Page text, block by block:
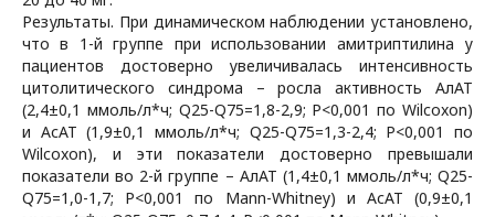
Результаты. При динамическом наблюдении установлено,
что в 1-й группе при использовании амитриптилина у
пациентов достоверно увеличивалась интенсивность
цитолитического синдрома – росла активность АлАТ
(2,4±0,1 ммоль/л*ч; Q25-Q75=1,8-2,9; P<0,001 по Wilcoxon)
и АсАТ (1,9±0,1 ммоль/л*ч; Q25-Q75=1,3-2,4; P<0,001 по
Wilcoxon), и эти показатели достоверно превышали
показатели во 2-й группе – АлАТ (1,4±0,1 ммоль/л*ч; Q25-
Q75=1,0-1,7; P<0,001 по Mann-Whitney) и АсАТ (0,9±0,1